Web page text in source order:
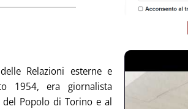
Relazioni esterne e
1954, era giornalista
del Popolo di Torino e al